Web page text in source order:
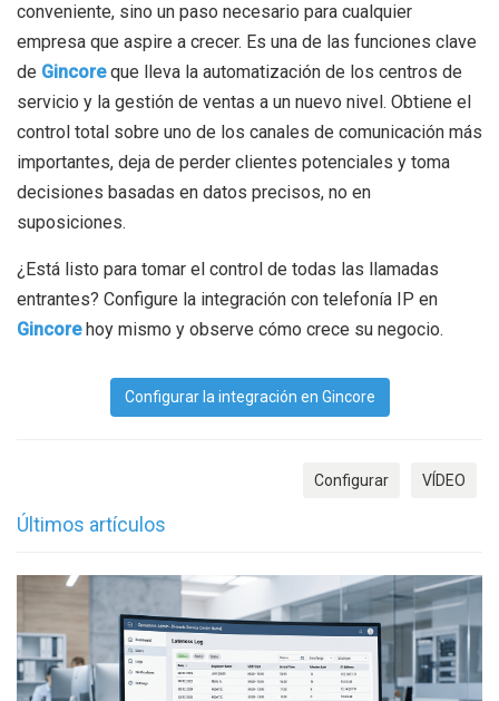
conveniente, sino un paso necesario para cualquier
empresa que aspire a crecer. Es una de las funciones clave
de Gincoreque lleva la automatización de los centros de
servicio y la gestión de ventas a un nuevo nivel. Obtiene el
control total sobre uno de los canales de comunicación más
importantes, deja de perder clientes potenciales y toma
decisiones basadas en datos precisos, no en
suposiciones.
¿Está listo para tomar el control de todas las llamadas
entrantes? Configure la integración con telefonía IP en
Gincorehoy mismo y observe cómo crece su negocio.
Configurar la integración en Gincore
Configurar VÍDEO
Últimos artículos